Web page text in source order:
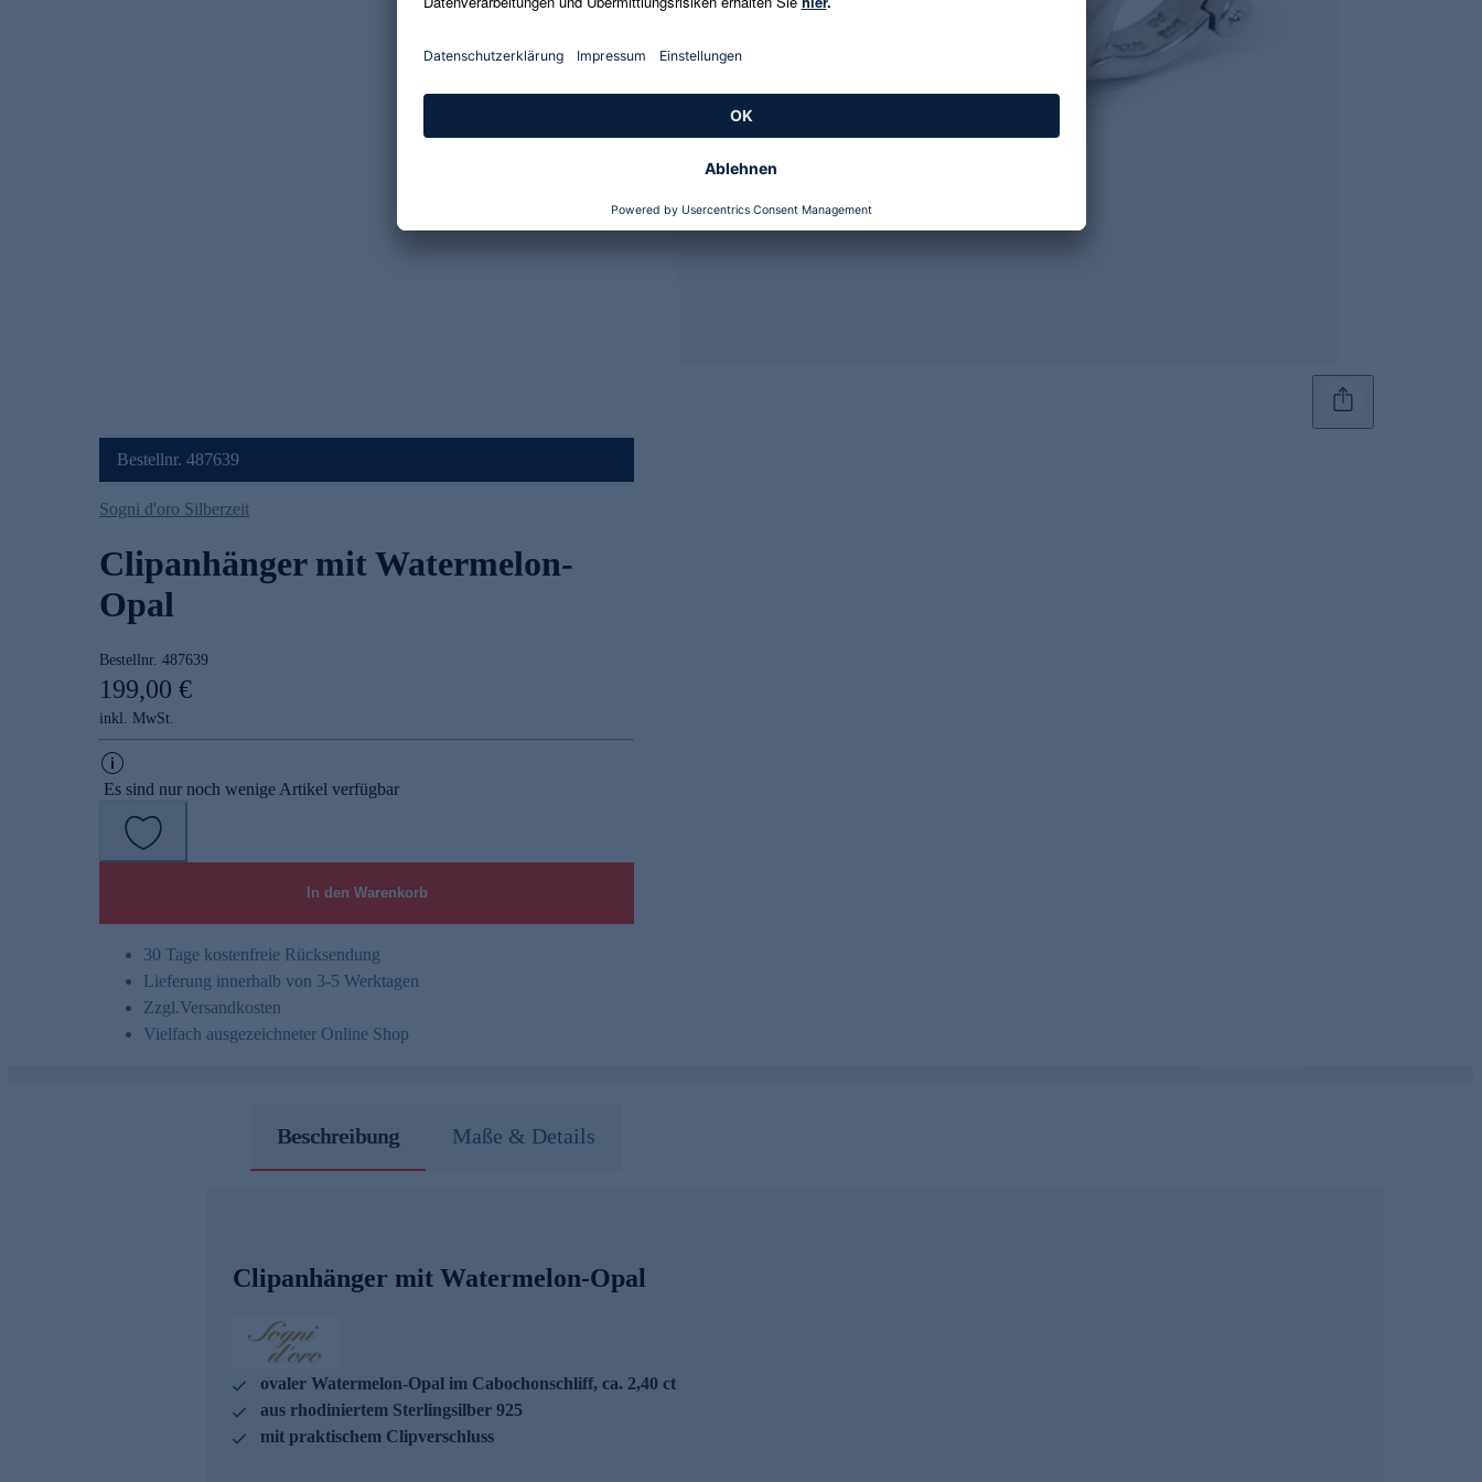
Bestellnr. 487639
Sogni d'oro Silberzeit
Clipanhänger mit Watermelon-
Opal
Bestellnr. 487639
199,00 €
inkl. MwSt.
Es sind nur noch wenige Artikel verfügbar
In den Warenkorb
30 Tage kostenfreie Rücksendung
Lieferung innerhalb von 3-5 Werktagen
Zzgl.Versandkosten
Vielfach ausgezeichneter Online Shop
Beschreibung Maße & Details
Clipanhänger mit Watermelon-Opal
ovaler Watermelon-Opal im Cabochonschliff, ca. 2,40 ct
aus rhodiniertem Sterlingsilber 925
mit praktischem Clipverschluss